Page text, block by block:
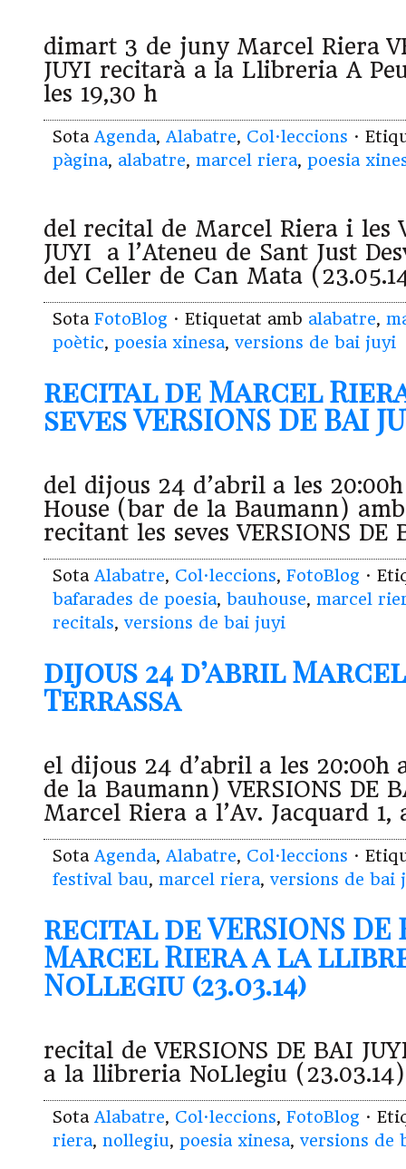
dimart 3 de juny Marcel Riera
JUYI recitarà a la Llibreria A
les 19,30 h
Sota Agenda, Alabatre, Col·leccions ·
pàgina, alabatre, marcel riera, poesia
del recital de Marcel Riera i les
JUYI a l’Ateneu de Sant Just
del Celler de Can Mata
Sota FotoBlog · Etiquetat amb alabatre,
poètic, poesia xinesa, versions de bai juyi
recital de Marcel
seves VERSIONS DE BAI
del dijous 24 d’abril a les
House (bar de la Baumann)
recitant les seves VERSIONS DE
Sota Alabatre, Col·leccions, FotoBlog ·
bafarades de poesia, bauhouse, marcel
recitals, versions de bai juyi
dijous 24 d’abril
Terrassa
el dijous 24 d’abril a les 20:00h
de la Baumann) VERSIONS DE
Marcel Riera a l’Av. Jacquard 1,
Sota Agenda, Alabatre, Col·leccions ·
festival bau, marcel riera, versions de bai
recital de VERSIONS DE
Marcel Riera a la
NoLlegiu (23.03.14)
recital de VERSIONS DE BAI
a la llibreria NoLlegiu (23.03.14)
Sota Alabatre, Col·leccions, FotoBlog ·
riera, nollegiu, poesia xinesa, versions de